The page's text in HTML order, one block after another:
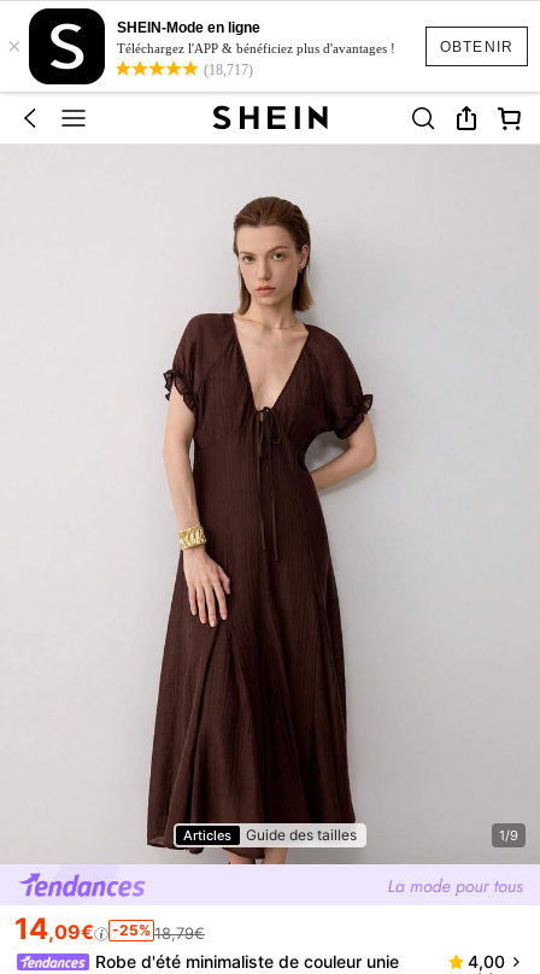
OBTENIR
×
SHEIN-Mode en ligne
Téléchargez l'APP & bénéficiez plus d'avantages !
(18,717)
Articles Guide des tailles 1/9
14,09€ -25% 18,79€
Robe d'été minimaliste de couleur unie
4,00